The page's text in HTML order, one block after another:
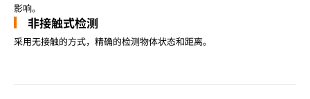
影响。
非接触式检测
采用无接触的方式，精确的检测物体状态和距离。